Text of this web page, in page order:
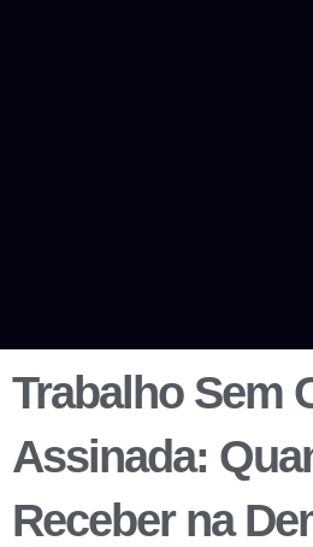
Trabalho Sem
Assinada:
Receber na